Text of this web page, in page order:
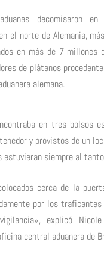
decomisaron
el norte de Alemania,
en más de 7 millones
de plátanos
alemana.
en tres bolsos
y provistos de un
siempre al
cerca de la
por los
explicó Nicole
central aduanera de